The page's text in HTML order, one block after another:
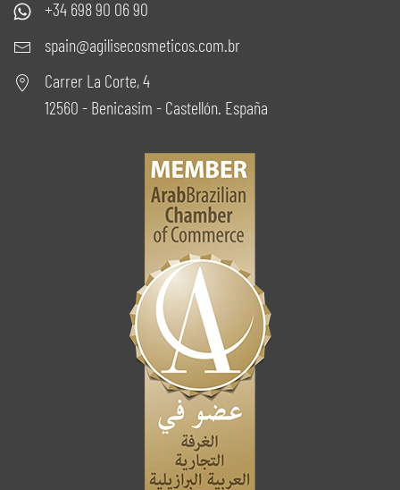
+34 698 90 06 90
spain@agilisecosmeticos.com.br
Carrer La Corte, 4
12560 - Benicasim - Castellón. España